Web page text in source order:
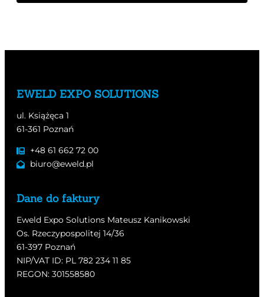
EWELD EXPO SOLUTIONS
ul. Książęca 1
61-361 Poznań
+48 61 662 72 00
biuro@eweld.pl
Dane do faktury
Eweld Expo Solutions Mateusz Kanikowski
Os. Rzeczypospolitej 14/36
61-397 Poznań
NIP/VAT ID: PL 782 234 11 85
REGON: 301558580